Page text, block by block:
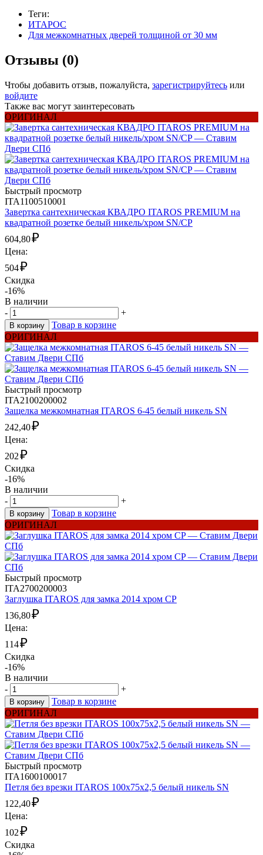
Теги:
ИТАРОС
Для межкомнатных дверей толщиной от 30 мм
Отзывы (0)
Чтобы добавить отзыв, пожалуйста, зарегистрируйтесь или
войдите
Также вас могут заинтересовать
ОРИГИНАЛ
Быстрый просмотр
ITA1100510001
Завертка сантехническая КВАДРО ITAROS PREMIUM на
квадратной розетке белый никель/хром SN/CP
604,80₽
Цена:
504₽
Скидка
-16%
В наличии
-
+
В корзину
Товар в корзине
ОРИГИНАЛ
Быстрый просмотр
ITA2100200002
Защелка межкомнатная ITAROS 6-45 белый никель SN
242,40₽
Цена:
202₽
Скидка
-16%
В наличии
-
+
В корзину
Товар в корзине
ОРИГИНАЛ
Быстрый просмотр
ITA2700200003
Заглушка ITAROS для замка 2014 хром CP
136,80₽
Цена:
114₽
Скидка
-16%
В наличии
-
+
В корзину
Товар в корзине
ОРИГИНАЛ
Быстрый просмотр
ITA1600100017
Петля без врезки ITAROS 100х75х2,5 белый никель SN
122,40₽
Цена:
102₽
Скидка